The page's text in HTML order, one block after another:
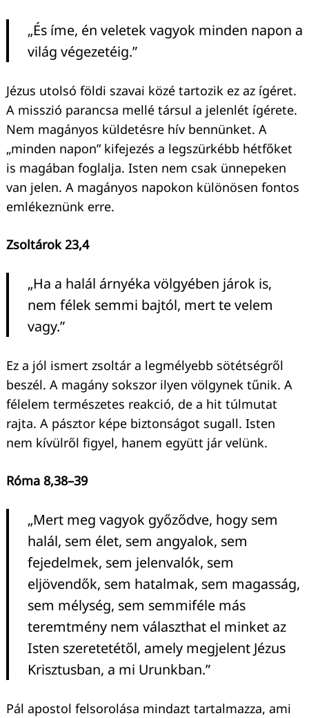
„És íme, én veletek vagyok minden napon a
világ végezetéig.”
Jézus utolsó földi szavai közé tartozik ez az ígéret.
A misszió parancsa mellé társul a jelenlét ígérete.
Nem magányos küldetésre hív bennünket. A
„minden napon” kifejezés a legszürkébb hétfőket
is magában foglalja. Isten nem csak ünnepeken
van jelen. A magányos napokon különösen fontos
emlékeznünk erre.
Zsoltárok 23,4
„Ha a halál árnyéka völgyében járok is,
nem félek semmi bajtól, mert te velem
vagy.”
Ez a jól ismert zsoltár a legmélyebb sötétségről
beszél. A magány sokszor ilyen völgynek tűnik. A
félelem természetes reakció, de a hit túlmutat
rajta. A pásztor képe biztonságot sugall. Isten
nem kívülről figyel, hanem együtt jár velünk.
Róma 8,38–39
„Mert meg vagyok győződve, hogy sem
halál, sem élet, sem angyalok, sem
fejedelmek, sem jelenvalók, sem
eljövendők, sem hatalmak, sem magasság,
sem mélység, sem semmiféle más
teremtmény nem választhat el minket az
Isten szeretetétől, amely megjelent Jézus
Krisztusban, a mi Urunkban.”
Pál apostol felsorolása mindazt tartalmazza, ami